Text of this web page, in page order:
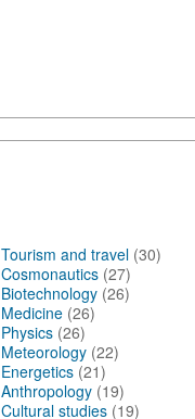
Tourism and travel (30)
Cosmonautics (27)
Biotechnology (26)
Medicine (26)
Physics (26)
Meteorology (22)
Energetics (21)
Anthropology (19)
Cultural studies (19)